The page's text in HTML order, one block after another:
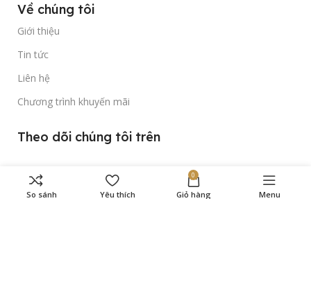
Về chúng tôi
Giới thiệu
Tin tức
Liên hệ
Chương trình khuyến mãi
Theo dõi chúng tôi trên
Bản quyền thuộc về Gold Time Watch © 2023.
So sánh Yêu thích
0
Giỏ hàng Menu